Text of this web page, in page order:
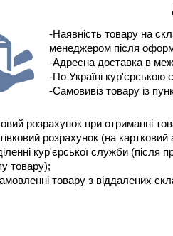
-Наявність товару на
менеджером після
-Адресна доставка в
-По Україні кур'єрською
-Самовивіз товару із
розрахунок при отриманні
розрахунок (на
кур'єрської служби (після
товару);
товару з віддалених